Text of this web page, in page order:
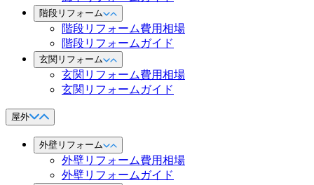
階段リフォーム
階段リフォーム費用相場
階段リフォームガイド
玄関リフォーム
玄関リフォーム費用相場
玄関リフォームガイド
屋外
外壁リフォーム
外壁リフォーム費用相場
外壁リフォームガイド